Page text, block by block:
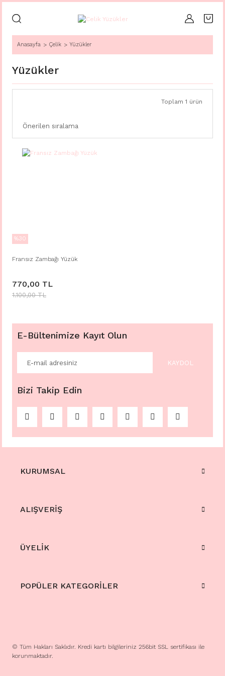
Anasayfa Çelik Yüzükler
Yüzükler
Toplam 1 ürün
%30
Fransız Zambağı Yüzük
770,00 TL
1.100,00 TL
E-Bültenimize Kayıt Olun
KAYDOL
Bizi Takip Edin
KURUMSAL
ALIŞVERİŞ
ÜYELİK
POPÜLER KATEGORİLER
© Tüm Hakları Saklıdır. Kredi kartı bilgileriniz 256bit SSL sertifikası ile
korunmaktadır.